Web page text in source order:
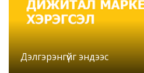
Дэлгэрэнгүйг эндээс